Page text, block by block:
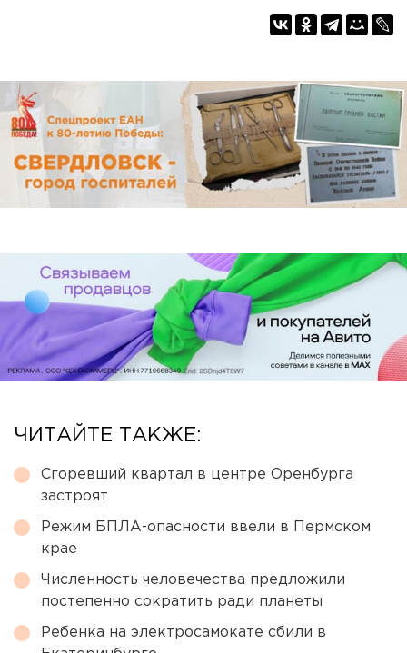
ЧИТАЙТЕ ТАКЖЕ:
Сгоревший квартал в центре Оренбурга
застроят
Режим БПЛА-опасности ввели в Пермском
крае
Численность человечества предложили
постепенно сократить ради планеты
Ребенка на электросамокате сбили в